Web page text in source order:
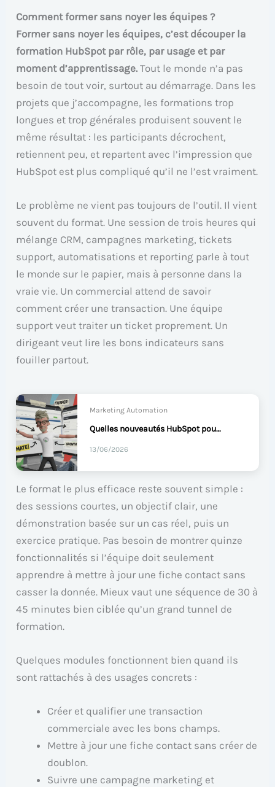
Comment former sans noyer les équipes ?
Former sans noyer les équipes, c’est découper la
formation HubSpot par rôle, par usage et par
moment d’apprentissage. Tout le monde n’a pas
besoin de tout voir, surtout au démarrage. Dans les
projets que j’accompagne, les formations trop
longues et trop générales produisent souvent le
même résultat : les participants décrochent,
retiennent peu, et repartent avec l’impression que
HubSpot est plus compliqué qu’il ne l’est vraiment.
Le problème ne vient pas toujours de l’outil. Il vient
souvent du format. Une session de trois heures qui
mélange CRM, campagnes marketing, tickets
support, automatisations et reporting parle à tout
le monde sur le papier, mais à personne dans la
vraie vie. Un commercial attend de savoir
comment créer une transaction. Une équipe
support veut traiter un ticket proprement. Un
dirigeant veut lire les bons indicateurs sans
fouiller partout.
Marketing Automation
Quelles nouveautés HubSpot pour votre CRM ?
13/06/2026
Le format le plus efficace reste souvent simple :
des sessions courtes, un objectif clair, une
démonstration basée sur un cas réel, puis un
exercice pratique. Pas besoin de montrer quinze
fonctionnalités si l’équipe doit seulement
apprendre à mettre à jour une fiche contact sans
casser la donnée. Mieux vaut une séquence de 30 à
45 minutes bien ciblée qu’un grand tunnel de
formation.
Quelques modules fonctionnent bien quand ils
sont rattachés à des usages concrets :
Créer et qualifier une transaction
commerciale avec les bons champs.
Mettre à jour une fiche contact sans créer de
doublon.
Suivre une campagne marketing et